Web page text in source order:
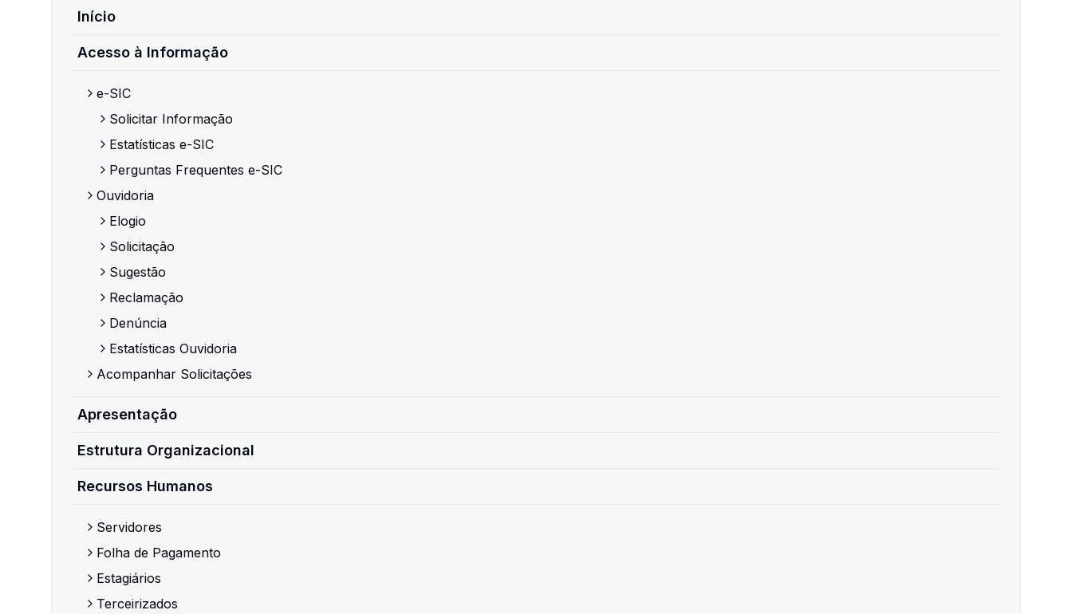
Início
Acesso à Informação
e-SIC
Solicitar Informação
Estatísticas e-SIC
Perguntas Frequentes e-SIC
Ouvidoria
Elogio
Solicitação
Sugestão
Reclamação
Denúncia
Estatísticas Ouvidoria
Acompanhar Solicitações
Apresentação
Estrutura Organizacional
Recursos Humanos
Servidores
Folha de Pagamento
Estagiários
Terceirizados